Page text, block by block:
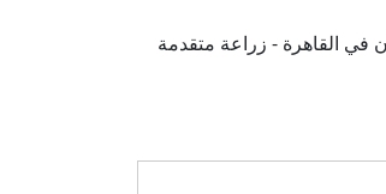
في القاهرة - زراعة متقدمة